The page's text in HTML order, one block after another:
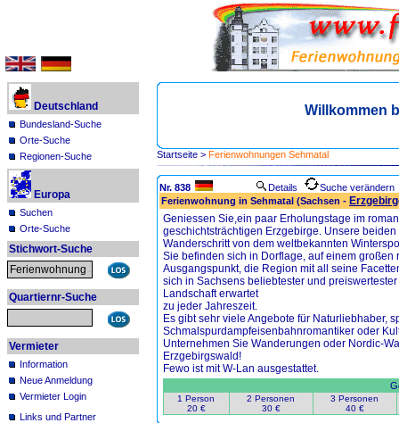
Deutschland
Bundesland-Suche
Orte-Suche
Regionen-Suche
Europa
Suchen
Orte-Suche
Stichwort-Suche
Quartiernr-Suche
Vermieter
Information
Neue Anmeldung
Vermieter Login
Links und Partner
Willkommen
Startseite > Ferienwohnungen Sehmatal
Nr. 838 Details
Suche verändern
Ferienwohnung in Sehmatal (Sachsen -
Geniessen Sie,ein paar Erholungstage im
geschichtsträchtigen Erzgebirge. Unsere
Wanderschritt von dem weltbekannten
Sie befinden sich in Dorflage, auf einem
Ausgangspunkt, die Region mit all seine
sich in Sachsens beliebtester und
Landschaft erwartet
zu jeder Jahreszeit.
Es gibt sehr viele Angebote für Naturliebhaber,
Schmalspurdampfeisenbahnromantiker oder
Unternehmen Sie Wanderungen oder Nordic-
Erzgebirgswald!
Fewo ist mit W-Lan ausgestattet.
1 Person
20 €
2 Personen
30 €
3 Personen
40 €